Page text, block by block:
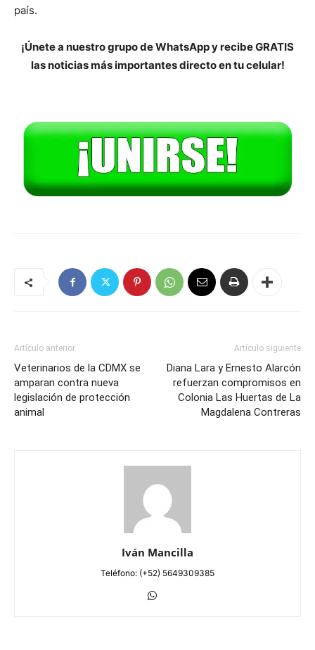
país.
¡Únete a nuestro grupo de WhatsApp y recibe GRATIS
las noticias más importantes directo en tu celular!
Artículo anterior
Veterinarios de la CDMX se
amparan contra nueva
legislación de protección
animal
Artículo siguiente
Diana Lara y Ernesto Alarcón
refuerzan compromisos en
Colonia Las Huertas de La
Magdalena Contreras
Iván Mancilla
Teléfono: (+52) 5649309385